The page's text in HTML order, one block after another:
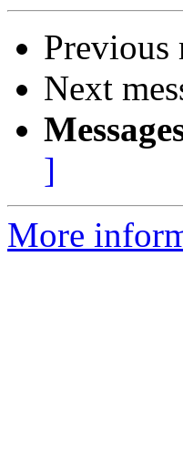
Previous
Next
]
More